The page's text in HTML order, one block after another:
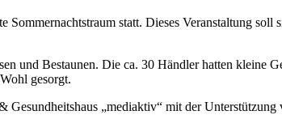
statt. Dieses Veranstaltung
und Bestaunen. Die ca. 30 Händler hatten
gesorgt.
„mediaktiv“ mit der